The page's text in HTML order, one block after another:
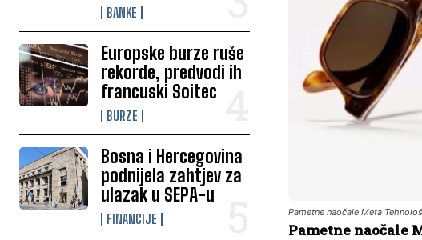
BANKE
Europske burze ruše
rekorde, predvodi ih
francuski Soitec
BURZE
Bosna i Hercegovina
podnijela zahtjev za
ulazak u SEPA-u
FINANCIJE Pametne naočale Meta
Pametne naočale